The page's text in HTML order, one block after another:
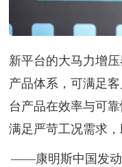
新平台的大马力增
产品体系，可满足
台产品在效率与可
满足严苛工况需求，
——康明斯中国发动